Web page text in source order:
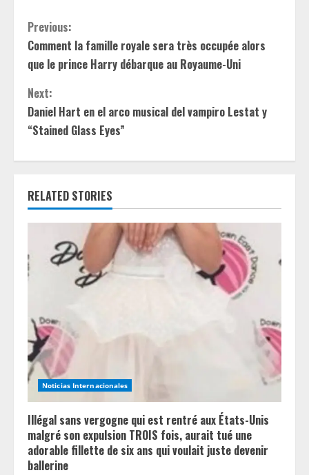
C
o
n
t
u
R
a
d
i
n
g
Previous:
Comment la famille royale sera très occupée alors
que le prince Harry débarque au Royaume-Uni
Next:
Daniel Hart en el arco musical del vampiro Lestat y
“Stained Glass Eyes”
RELATED STORIES
Noticias Internacionales
Illégal sans vergogne qui est rentré aux États-Unis
malgré son expulsion TROIS fois, aurait tué une
adorable fillette de six ans qui voulait juste devenir
ballerine